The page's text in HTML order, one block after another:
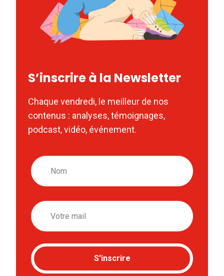
S’inscrire à la Newsletter
Chaque vendredi, le meilleur de nos
contenus : analyses, témoignages,
podcast, vidéo, événement.
Nom
Email
S'inscrire